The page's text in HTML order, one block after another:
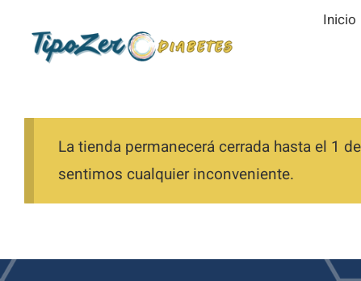
contenido
Inicio
La tienda permanecerá cerrada hasta el 1
sentimos cualquier inconveniente.